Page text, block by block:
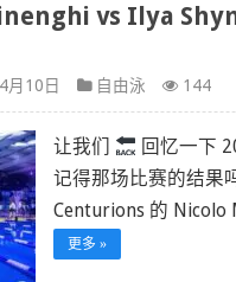
vs Ilya
月10日 自由泳 144
让我们
回忆一下
记得那场比赛的结果
Centurions 的 Nicolo
更多 »